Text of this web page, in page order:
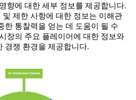
향에 대한 세부 정보를 제공합니다.
및 제한 사항에 대한 정보는 이해관
한 통찰력을 얻는 데 도움이 될 수
장의 주요 플레이어에 대한 정보와
경쟁 환경을 제공합니다.